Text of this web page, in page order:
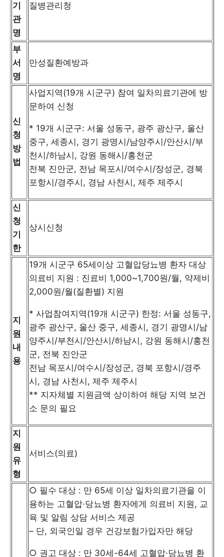
기
관
명
질병관리청
부
서
명
만성질환예방과
신
청
방
법
사업지역(19개 시군구) 참여 일차의료기관에 방
문하여 신청
* 19개 시군구: 서울 성동구, 광주 광산구, 울산
중구, 세종시, 경기 광명시/남양주시/안산시/부
천시/하남시, 강원 동해시/홍천군
전북 진안군, 전남 목포시/여수시/장성군, 경북
포항시/경주시, 경남 사천시, 제주 제주시
신
청
기
한
상시신청
지
원
내
용
19개 시군구 65세이상 고혈압당뇨병 환자 대상
의료비 지원 : 진료비 1,000~1,700원/월, 약제비
2,000원/월(질환별) 지원
* 사업참여지역(19개 시군구) 한정: 서울 성동구,
광주 광산구, 울산 중구, 세종시, 경기 광명시/남
양주시/부천시/안산시/하남시, 강원 동해시/홍천
군, 전북 진안군
전남 목포시/여수시/장성군, 경북 포항시/경주
시, 경남 사천시, 제주 제주시
** 지자체별 지원금액 상이하여 해당 지역 보건
소 문의 필요
지
원
유
형
서비스(의료)
○ 필수 대상 : 만 65세 이상 일차의료기관을 이
용하는 고혈압·당뇨병 환자에게 의료비 지원, 교
육 및 알림 상담 서비스 제공
– 단, 외국인일 경우 건강보험가입자만 해당
○ 권고 대상 : 만 30세-64세 고혈압·당뇨병 환